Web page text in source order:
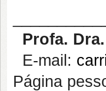
Profa. Dra.
E-mail:
Página